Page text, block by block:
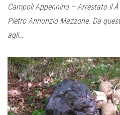
Campoli Appennino – Arrestato il
Pietro Annunzio Mazzone. Da
agli…